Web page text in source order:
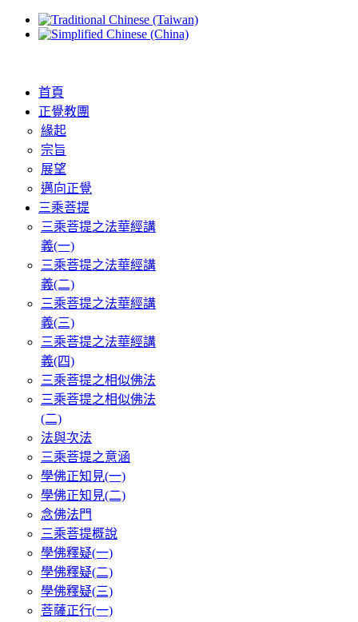
首頁
正覺教團
緣起
宗旨
展望
邁向正覺
三乘菩提
三乘菩提之法華經講
義(一)
三乘菩提之法華經講
義(二)
三乘菩提之法華經講
義(三)
三乘菩提之法華經講
義(四)
三乘菩提之相似佛法
三乘菩提之相似佛法
(二)
法與次法
三乘菩提之意涵
學佛正知見(一)
學佛正知見(二)
念佛法門
三乘菩提概說
學佛釋疑(一)
學佛釋疑(二)
學佛釋疑(三)
菩薩正行(一)